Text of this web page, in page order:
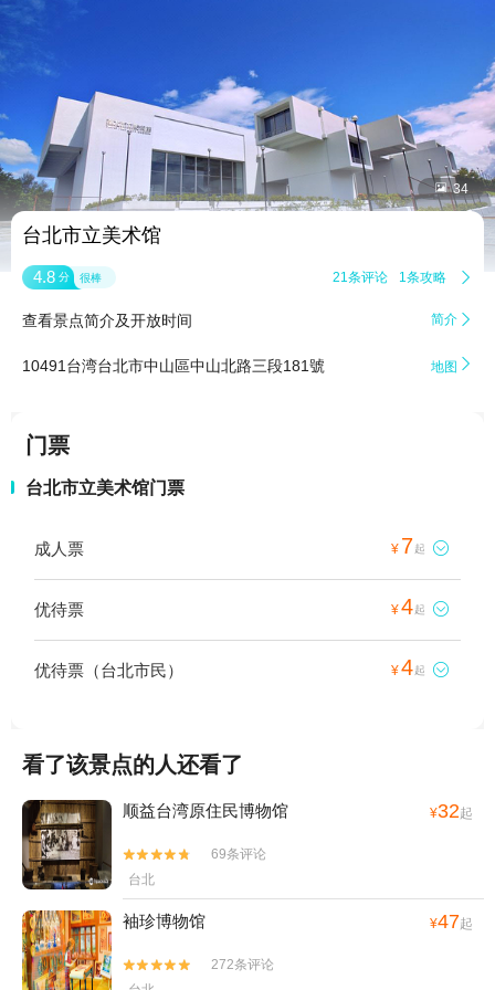
 34
台北市立美术馆
4.8 分 很棒 21条评论 1条攻略 
查看景点简介及开放时间 简介 
10491台湾台北市中山區中山北路三段181號 地图 
门票
台北市立美术馆门票
成人票 ¥ 7起 
优待票 ¥4起 
优待票（台北市民） ¥4起 
看了该景点的人还看了
顺益台湾原住民博物馆 ¥32起


69条评论
台北
袖珍博物馆 ¥47起


272条评论
